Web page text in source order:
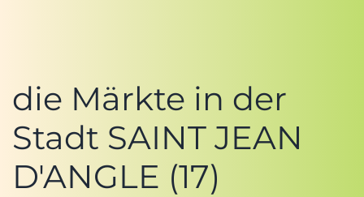
die Märkte in der
Stadt SAINT JEAN
D'ANGLE (17)